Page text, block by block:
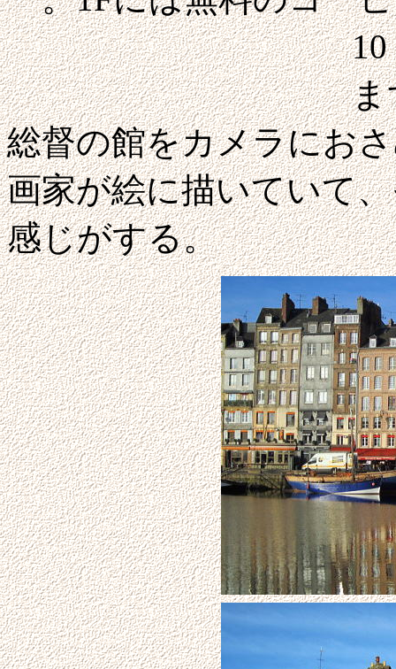
10：00すぎ
まずは旧港へ
総督の館をカメラにお
画家が絵に描いていて
感じがする。